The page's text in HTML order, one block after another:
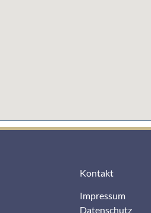
Kontakt
Impressum
Datenschutz